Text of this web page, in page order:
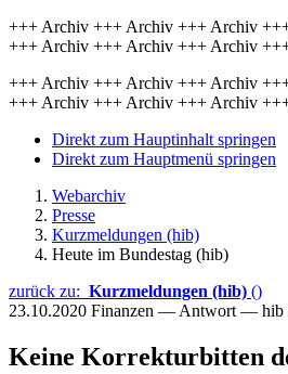
+++ Archiv +++ Archiv +++ Archiv
+++ Archiv +++ Archiv +++ Archiv
+++ Archiv +++ Archiv +++ Archiv
+++ Archiv +++ Archiv +++ Archiv
Direkt zum Hauptinhalt springen
Direkt zum Hauptmenü springen
Webarchiv
Presse
Kurzmeldungen (hib)
Heute im Bundestag (hib)
zurück zu: Kurzmeldungen (hib) ()
23.10.2020 Finanzen — Antwort — hib
Keine Korrekturbitten